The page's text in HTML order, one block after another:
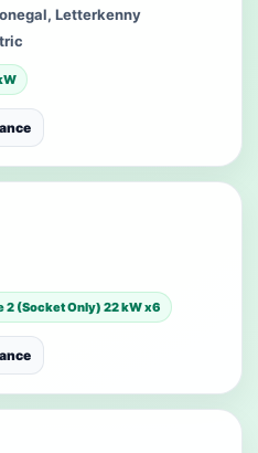
Letterkenny
2 (Socket Only) 22 kW x6